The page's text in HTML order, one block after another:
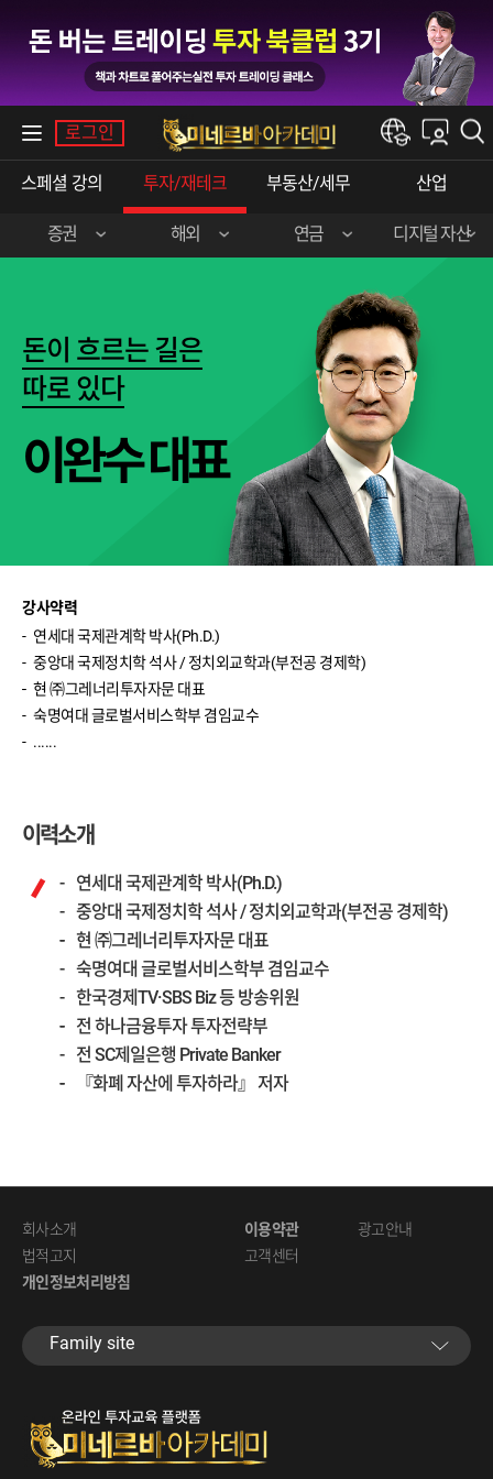
로그인
스페셜 강의 투자/재테크 부동산/세무 산업
한경e아카데미
내강의실
증권
곽영훈 (주식 실전)
이춘광 (주식 입문)
송재경 (주식 입문)
반종민 (주식 입문)
신성호 (ETF 입문)
이진우 (환율)
해외
김선형 (한·미 주식)
연금 디지털 자산
돈이 흐르는 길은
따로 있다
이완수 대표
강사약력
연세대 국제관계학 박사(Ph.D.)
중앙대 국제정치학 석사 / 정치외교학과(부전공 경제학)
현 ㈜그레너리투자자문 대표
숙명여대 글로벌서비스학부 겸임교수
......
이력소개
연세대 국제관계학 박사(Ph.D.)
중앙대 국제정치학 석사 / 정치외교학과(부전공 경제학)
현 ㈜그레너리투자자문 대표
숙명여대 글로벌서비스학부 겸임교수
한국경제TV·SBS Biz 등 방송위원
전 하나금융투자 투자전략부
전 SC제일은행 Private Banker
『화폐 자산에 투자하라』 저자
회사소개
법적고지
개인정보처리방침
이용약관
고객센터
광고안내
Family site